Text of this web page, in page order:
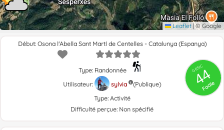
Leaflet |© Google
GRSIC
44
Facile
Début: Osona l'Abella Sant Martí de Centelles - Catalunya (Espanya)
Type: Randonnée
Utilisateur:
sylvia
(Publique)
Type: Activité
Difficulté perçue: Non spécifié